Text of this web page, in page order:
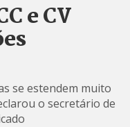
e CV
se estendem muito
o secretário de